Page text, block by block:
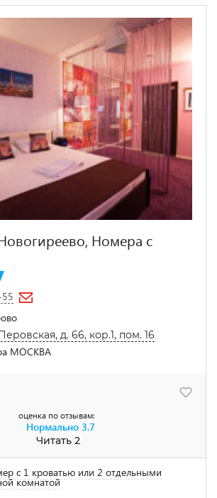
Номера с
д. 66, кор.1, пом. 16
МОСКВА
оценка по отзывам:
Нормально 3.7
Читать 2
с 1 кроватью или 2 отдельными
комнатой